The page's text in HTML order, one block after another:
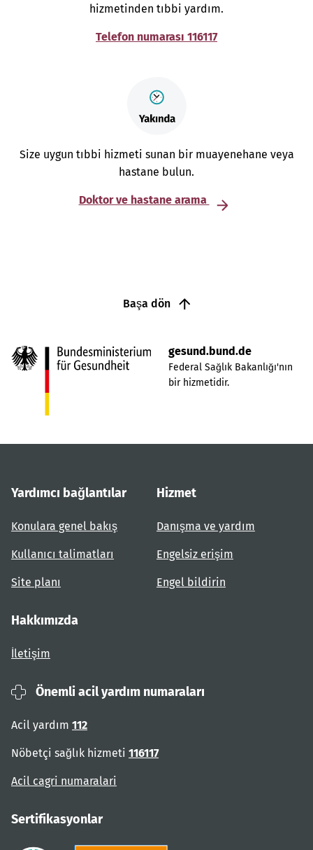
hizmetinden tıbbi yardım.
Telefon numarası 116117
Size uygun tıbbi hizmeti sunan bir muayenehane veya
hastane bulun.
Doktor ve hastane arama
Başa dön
gesund.bund.de
Federal Sağlık Bakanlığı'nın
bir hizmetidir.
Yardımcı bağlantılar
Konulara genel bakış
Kullanıcı talimatları
Site planı
Hizmet
Danışma ve yardım
Engelsiz erişim
Engel bildirin
Hakkımızda
İletişim
Önemli acil yardım numaraları
Acil yardım 112
Nöbetçi sağlık hizmeti 116117
Acil cagri numaralari
Sertifikasyonlar